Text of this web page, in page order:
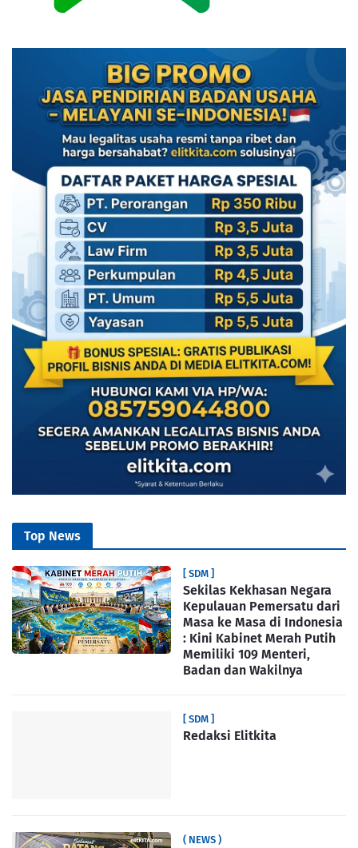
Top News
[ SDM ]
Sekilas Kekhasan Negara
Kepulauan Pemersatu dari
Masa ke Masa di Indonesia
: Kini Kabinet Merah Putih
Memiliki 109 Menteri,
Badan dan Wakilnya
[ SDM ]
Redaksi Elitkita
( NEWS )